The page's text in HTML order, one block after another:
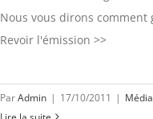
Nous vous dirons
Revoir l'émission >>
ParAdmin | 17/10/2011 |